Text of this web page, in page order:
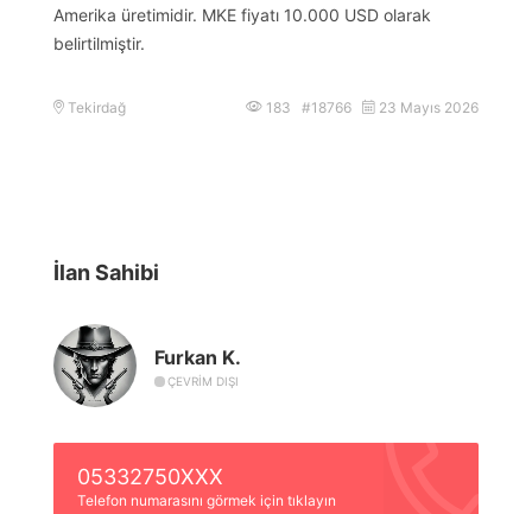
Amerika üretimidir. MKE fiyatı 10.000 USD olarak
belirtilmiştir.
Tekirdağ 183 #18766 23 Mayıs 2026
İlan Sahibi
Furkan K.
ÇEVRIM DIŞI
05332750XXX
Telefon numarasını görmek için tıklayın